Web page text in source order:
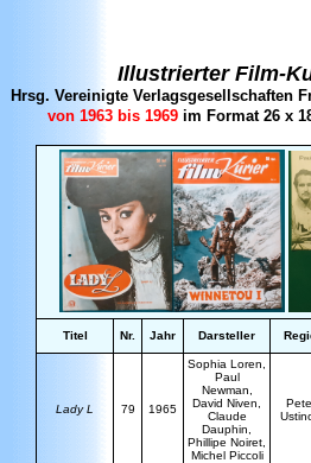
Illustrierter Film-
Hrsg. Vereinigte Verlagsgesellschaften
von 1963 bis 1969im Format 26 x
Titel Nr. Jahr Darsteller
Lady L 79 1965
Sophia Loren,
Paul
Newman,
David Niven,
Claude
Dauphin,
Phillipe Noiret,
Michel Piccoli